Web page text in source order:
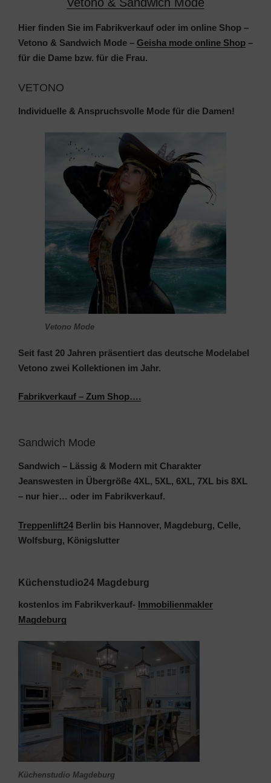
Hier finden Sie im Fabrikverkauf oder im online Shop –
Vetono & Sandwich Mode – Geisha mode online Shop –
für die Dame bzw. für die Frau.
VETONO
Individuelle & Anspruchsvolle Mode für die Damen!
Vetono Mode
Seit fast 20 Jahren präsentiert das deutsche Modelabel
Vetono zwei Kollektionen im Jahr.
Fabrikverkauf – Zum Shop….
Sandwich Mode
Sandwich – Lässig & Modern mit Charakter
Jeanswesten in Übergröße 4XL, 5XL, 6XL, 7XL bis 8XL
– nur hier… oder im Fabrikverkauf.
Treppenlift24 Berlin bis Hannover, Magdeburg, Celle,
Wolfsburg, Königslutter
Küchenstudio24 Magdeburg
kostenlos im Fabrikverkauf- Immobilienmakler
Magdeburg
Küchenstudio Magdeburg